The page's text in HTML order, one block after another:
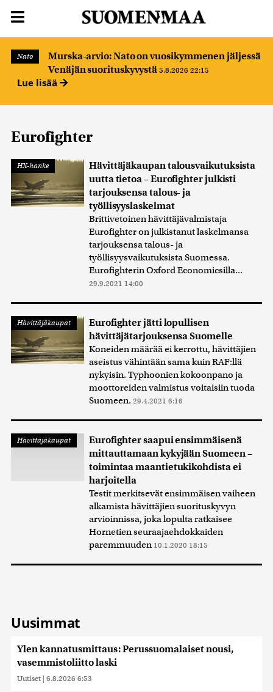
Nato
Murska-arvio: Nato on vuosikymmenen jäljessä
Venäjän suorituskyvystä 5.8.2026 22:15
Lue lisää
Eurofighter
HX-hanke
Hävittäjäkaupan talousvaikutuksista
uutta tietoa – Eurofighter julkisti
tarjouksensa talous- ja
työllisyyslaskelmat
Brittivetoinen hävittäjävalmistaja
Eurofighter on julkistanut laskelmansa
tarjouksensa talous- ja
työllisyysvaikutuksista Suomessa.
Eurofighterin Oxford Economicsilla...
29.9.2021 14:00
Hävittäjäkaupat
Eurofighter jätti lopullisen
hävittäjätarjouksensa Suomelle
Koneiden määrää ei kerrottu, hävittäjien
aseistus vähintään sama kuin RAF:llä
nykyisin. Typhoonien kokoonpano ja
moottoreiden valmistus voitaisiin tuoda
Suomeen. 29.4.2021 6:16
Hävittäjäkaupat
Eurofighter saapui ensimmäisenä
mittauttamaan kykyjään Suomeen –
toimintaa maantietukikohdista ei
harjoitella
Testit merkitsevät ensimmäisen vaiheen
alkamista hävittäjien suorituskyvyn
arvioinnissa, joka lopulta ratkaisee
Hornetien seuraajaehdokkaiden
paremmuuden 10.1.2020 18:15
Uusimmat
Ylen kannatusmittaus: Perussuomalaiset nousi,
vasemmistoliitto laski
Uutiset | 6.8.2026 6:53